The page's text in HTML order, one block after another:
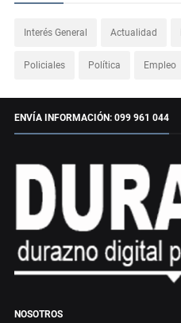
Interés General Actualidad
Policiales Política Empleo
ENVÍA INFORMACIÓN: 099 961 044
NOSOTROS